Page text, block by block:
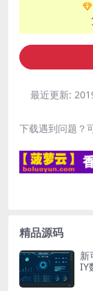
最近更新:
下载遇到问题？
精品源码
新
IY